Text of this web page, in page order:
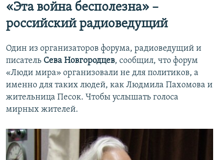
«Эта война бесполезна» –
российский радиоведущий
Один из организаторов форума, радиоведущий и
писатель Сева Новгородцев, сообщил, что форум
«Люди мира» организовали не для политиков, а
именно для таких людей, как Людмила Пахомова и
жительница Песок. Чтобы услышать голоса
мирных жителей.